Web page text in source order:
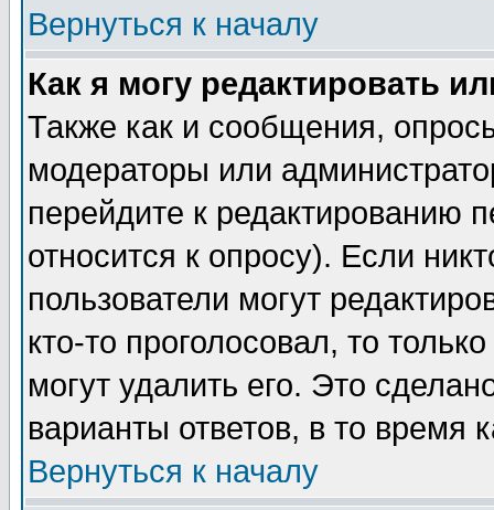
Вернуться к началу
Как я могу редактировать
Также как и сообщения,
модераторы или
перейдите к редактированию
относится к опросу). Если
пользователи могут
кто-то проголосовал, то
могут удалить его. Это
варианты ответов, в то время
Вернуться к началу